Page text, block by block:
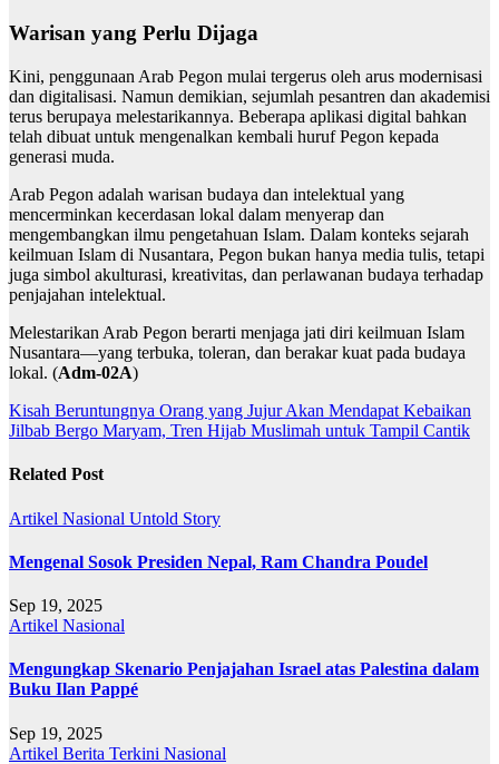
Warisan yang Perlu Dijaga
Kini, penggunaan Arab Pegon mulai tergerus oleh arus modernisasi
dan digitalisasi. Namun demikian, sejumlah pesantren dan akademisi
terus berupaya melestarikannya. Beberapa aplikasi digital bahkan
telah dibuat untuk mengenalkan kembali huruf Pegon kepada
generasi muda.
Arab Pegon adalah warisan budaya dan intelektual yang
mencerminkan kecerdasan lokal dalam menyerap dan
mengembangkan ilmu pengetahuan Islam. Dalam konteks sejarah
keilmuan Islam di Nusantara, Pegon bukan hanya media tulis, tetapi
juga simbol akulturasi, kreativitas, dan perlawanan budaya terhadap
penjajahan intelektual.
Melestarikan Arab Pegon berarti menjaga jati diri keilmuan Islam
Nusantara—yang terbuka, toleran, dan berakar kuat pada budaya
lokal. (Adm-02A)
Navigasi
pos
Kisah Beruntungnya Orang yang Jujur Akan Mendapat Kebaikan
Jilbab Bergo Maryam, Tren Hijab Muslimah untuk Tampil Cantik
Related Post
Artikel Nasional Untold Story
Mengenal Sosok Presiden Nepal, Ram Chandra Poudel
Sep 19, 2025
Artikel Nasional
Mengungkap Skenario Penjajahan Israel atas Palestina dalam
Buku Ilan Pappé
Sep 19, 2025
Artikel Berita Terkini Nasional